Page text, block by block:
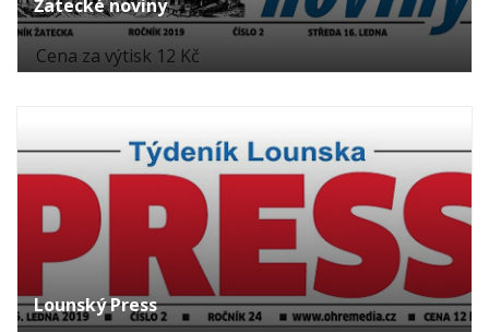
Žatecké noviny
Cena za výtisk 12 Kč
Lounský Press